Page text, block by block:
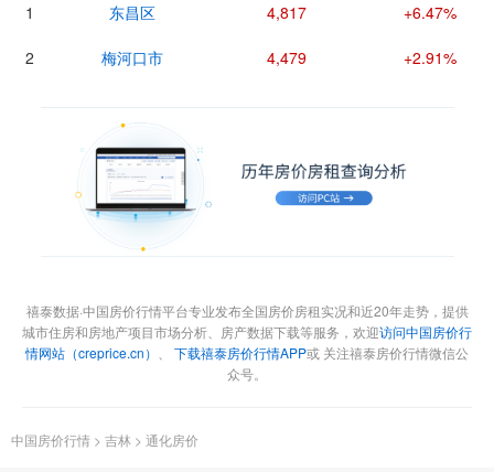
1 东昌区 4,817 +6.47%
2 梅河口市 4,479 +2.91%
禧泰数据·中国房价行情平台专业发布全国房价房租实况和近20年走势，提供
城市住房和房地产项目市场分析、房产数据下载等服务，欢迎访问中国房价行
情网站（creprice.cn）
下载禧泰房价行情APP或 关注禧泰房价行情微信公
众号。
中国房价行情 > 吉林 > 通化房价